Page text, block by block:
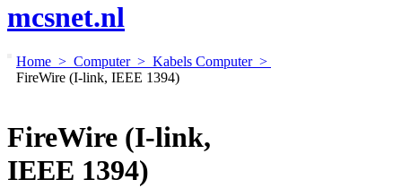
mcsnet.nl
Home > Computer> Kabels Computer>
FireWire (I-link, IEEE 1394)
FireWire (I-link,
IEEE 1394)